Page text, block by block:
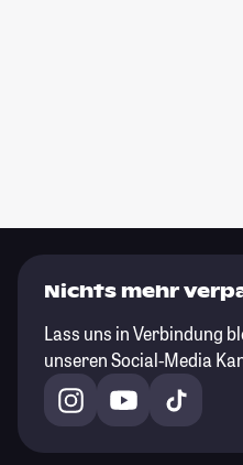
Nichts mehr
Lass uns in Verbindung
unseren Social-Media